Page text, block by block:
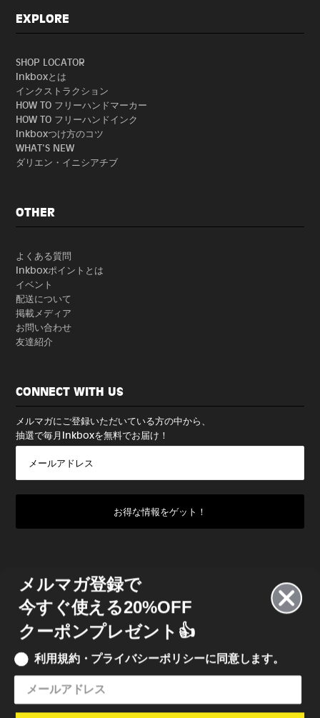
EXPLORE
SHOP LOCATOR
Inkboxとは
インクストラクション
HOW TO フリーハンドマーカー
HOW TO フリーハンドインク
Inkboxつけ方のコツ
WHAT'S NEW
ダリエン・イニシアチブ
OTHER
よくある質問
Inkboxポイントとは
イベント
配送について
掲載メディア
お問い合わせ
友達紹介
CONNECT WITH US
メルマガにご登録いただいている方の中から、
抽選で毎月Inkboxを無料でお届け！
© 2022 INKBOX JAPAN
メルマガ登録で
今すぐ使える20%OFF
クーポンプレゼント👍
利用規約・プライバシーポリシーに同意します。